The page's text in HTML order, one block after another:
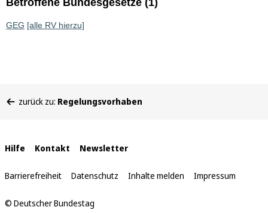
Betroffene Bundesgesetze (1)
GEG [alle RV hierzu]
befinden
zurück zu: Regelungsvorhaben
Interne
Links
Hilfe Kontakt Newsletter
Barrierefreiheit Datenschutz Inhalte melden Impressum
© Deutscher Bundestag